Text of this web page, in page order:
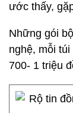
ước thấy,
Những gói
nghệ, mỗi
700- 1 triệu